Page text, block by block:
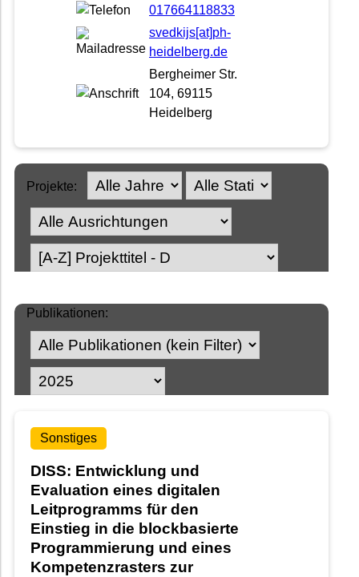
017664118833
svedkijs[at]ph-
heidelberg.de
Bergheimer Str.
104, 69115
Heidelberg
Projekte:
Publikationen:
Sonstiges
DISS: Entwicklung und
Evaluation eines digitalen
Leitprogramms für den
Einstieg in die blockbasierte
Programmierung und eines
Kompetenzrasters zur